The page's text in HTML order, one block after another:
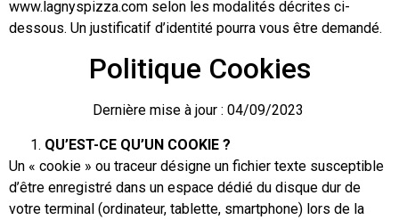
www.lagnyspizza.com selon les modalités décrites ci-
dessous. Un justificatif d’identité pourra vous être demandé.
Politique Cookies
Dernière mise à jour : 04/09/2023
QU’EST-CE QU’UN COOKIE ?
Un « cookie » ou traceur désigne un fichier texte susceptible
d’être enregistré dans un espace dédié du disque dur de
votre terminal (ordinateur, tablette, smartphone) lors de la